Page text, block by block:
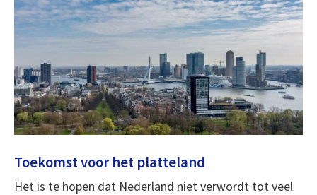
Toekomst voor het platteland
Het is te hopen dat Nederland niet verwordt tot veel